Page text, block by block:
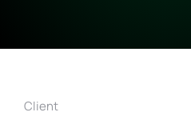
Client